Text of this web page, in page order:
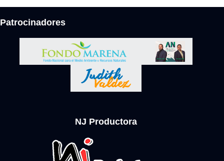
Patrocinadores
NJ Productora